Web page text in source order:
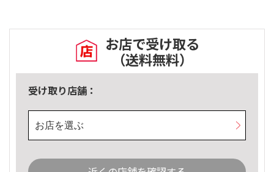
お店で受け取る
（送料無料）
受け取り店舗：
お店を選ぶ